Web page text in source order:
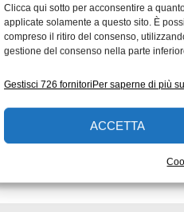
Clicca qui sotto per acconsentire a
applicate solamente a questo sito. È
compreso il ritiro del consenso,
gestione del consenso nella parte
Gestisci 726 fornitoriPer saperne di più
ACCETTA
una comunicazione
operazioni produttive, le
del flusso di dati
guasto stesso. Questa
una risoluzione più
correttiva mitsubishi electric